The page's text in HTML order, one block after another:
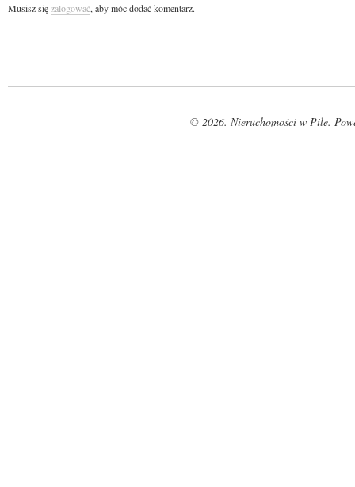
Musisz sięzalogować, aby móc dodać komentarz.
© 2026. Nieruchomości w Pile.